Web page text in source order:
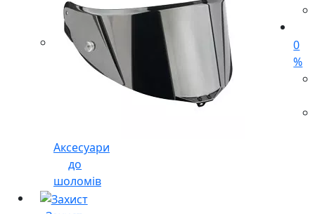
Аксесуари
до
шоломів
0
%